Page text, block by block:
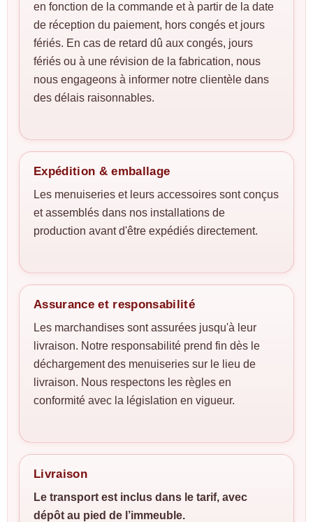
en fonction de la commande et à partir de la date
de réception du paiement, hors congés et jours
fériés. En cas de retard dû aux congés, jours
fériés ou à une révision de la fabrication, nous
nous engageons à informer notre clientèle dans
des délais raisonnables.
Expédition & emballage
Les menuiseries et leurs accessoires sont conçus
et assemblés dans nos installations de
production avant d'être expédiés directement.
Assurance et responsabilité
Les marchandises sont assurées jusqu'à leur
livraison. Notre responsabilité prend fin dès le
déchargement des menuiseries sur le lieu de
livraison. Nous respectons les règles en
conformité avec la législation en vigueur.
Livraison
Le transport est inclus dans le tarif, avec
dépôt au pied de l’immeuble.